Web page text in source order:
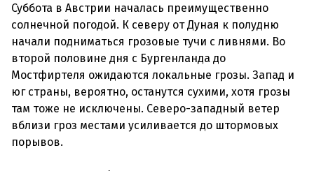
Суббота в Австрии началась преимущественно
солнечной погодой. К северу от Дуная к полудню
начали подниматься грозовые тучи с ливнями. Во
второй половине дня с Бургенланда до
Мостфиртеля ожидаются локальные грозы. Запад и
юг страны, вероятно, останутся сухими, хотя грозы
там тоже не исключены. Северо-западный ветер
вблизи гроз местами усиливается до штормовых
порывов.